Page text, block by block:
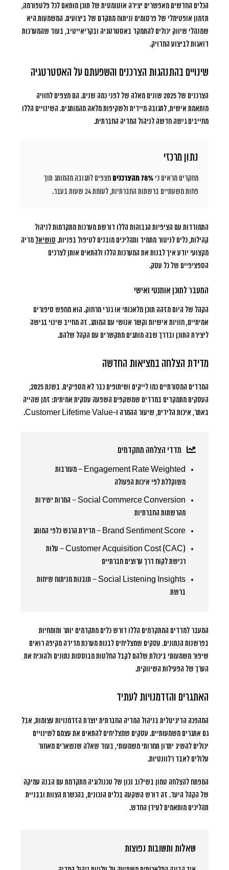
הכלים החדשים מאפשרים יצירה אוטומטית של תוכן מותאם לכל פלטפורמה,
תזמון אופטימלי של פרסומים וניתוח מתקדם של ביצועים. המשמעות היא
שמנהלי שיווק יכולים להתמקד באסטרטגיה ובקריאייטיב, בעוד שהמערכות
דואגות לביצוע המדויק.
שינויים בהתנהגות הצרכנים והשפעתם על האסטרטגיה
הצרכנים של 2025 שונים מאלה של לפני כמה שנים. הם מצפים לחוויה
מותאמת אישית, לתגובה מיידית ולשקיפות מלאה מהמותגים. השינויים הללו
מחייבים גישה חדשה לניהול המדיה החברתית.
נתון מרכזי
מחקרים מראים כי 78% מהצרכנים
מצפים לתגובה מהמותג תוך
פחות משעתיים ברשתות החברתיות, לעומת 24 שעות בעבר.
התמודדות עם הציפיות הגבוהות הללו דורשת מערכות מתקדמות לניהול
קהילות, כלים לניטור מתמיד ותהליכים מובנים לטיפול בפניות. סושיאל מדיה
מקצועי יודע איך לבנות את המערכות הללו ולהתאים אותן לצרכים
הספציפיים של כל עסק.
המעבר לתוכן אותנטי ואישי
הקהל של היום מזהה תוכן מלאכותי או גנרי מרחוק. הוא מחפש סיפורים
אמיתיים, חוויות אישיות וקשר אנושי עם המותג. זה מחייב שינוי בגישה
ליצירת התוכן ובדרך שבה מותגים מתקשרים עם הקהל שלהם.
מדידת הצלחה במציאות החדשה
המדדים המסורתיים כמו לייקים ושיתופים כבר לא מספיקים. בשנת 2025,
העסקים מתמקדים במדדים שמשקפים השפעה עסקית אמיתית: זמן שהייה
באתר, איכות הלידים, שיעור ההמרה ו-Customer Lifetime Value.
מדדי הצלחה מתקדמים
Engagement Rate Weighted – מעורבות
משוקללת לפי איכות הפעולה
Social Commerce Conversion – המרות ישירות
מהרשתות החברתיות
Brand Sentiment Score – מדידת הרגש כלפי המותג
Customer Acquisition Cost (CAC)– עלות
רכישת לקוח דרך ערוצים חברתיים
Social Listening Insights – תובנות מניתוח שיחות
ברשת
המעבר למדדים המתקדמים הללו דורש כלים מתקדמים יותר ומומחיות
בפרשנות הנתונים. עסקים שמצליחים לבנות מערכת מדידה מקיפה רואים
שיפור משמעותי ביכולת שלהם לקבל החלטות מבוססות נתונים ולהוכיח את
הערך של הפעילות השיווקית.
האתגרים והזדמנויות לעתיד
המהפכה הדיגיטלית בניהול המדיה החברתית יוצרת הזדמנויות עצומות, אבל
גם אתגרים משמעותיים. עסקים שמצליחים להתאים את עצמם לשינויים
יכולים להשיג יתרון תחרותי משמעותי, בעוד שאלה שנשארים מאחור
עלולים לאבד רלוונטיות.
המפתח להצלחה טמון בשילוב נכון של טכנולוגיה מתקדמת עם הבנה עמיקה
של הקהל היעד. זה דורש השקעה בכלים הנכונים, בהכשרת הצוות ובבניית
תהליכים מותאמים לעידן החדש.
שאלות ותשובות נפוצות